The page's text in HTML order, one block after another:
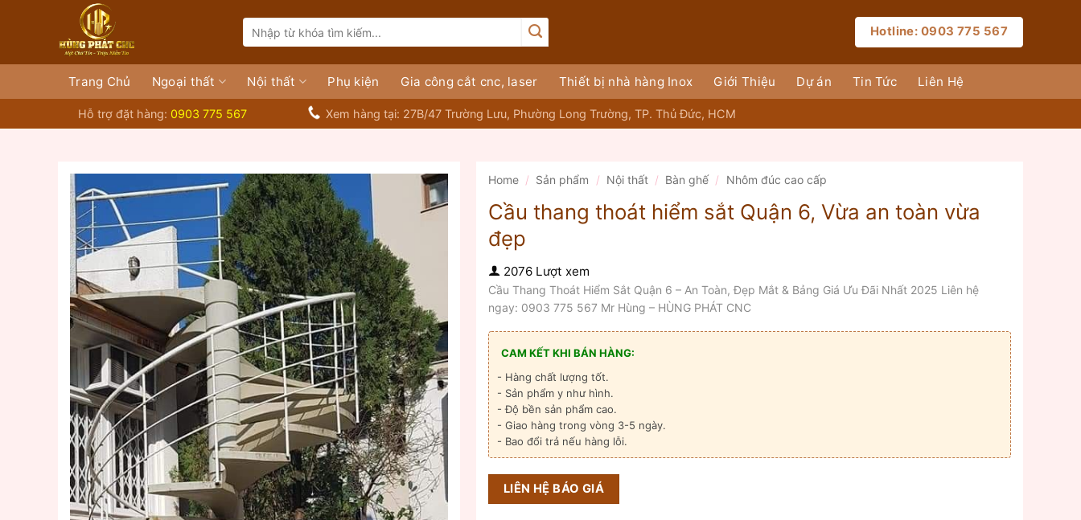
dung
for:
Hotline: 0903 775 567
Trang Chủ Ngoại thất Nội thất Phụ kiện Gia công cắt cnc, laser Thiết bị nhà hàng Inox Giới Thiệu Dự án Tin Tức Liên Hệ
Hỗ trợ đặt hàng: 0903 775 567 Xem hàng tại: 27B/47 Trường Lưu, Phường Long Trường, TP. Thủ Đức, HCM
Home / Sản phẩm / Nội thất / Bàn ghế / Nhôm đúc cao cấp
Cầu thang thoát hiểm sắt Quận 6, Vừa an toàn vừa
đẹp
2076 Lượt xem
Cầu Thang Thoát Hiểm Sắt Quận 6 – An Toàn, Đẹp Mắt & Bảng Giá Ưu Đãi Nhất 2025 Liên hệ
ngay: 0903 775 567 Mr Hùng – HÙNG PHÁT CNC
CAM KẾT KHI BÁN HÀNG:
- Hàng chất lượng tốt.
- Sản phẩm y như hình.
- Độ bền sản phẩm cao.
- Giao hàng trong vòng 3-5 ngày.
- Bao đổi trả nếu hàng lỗi.
LIÊN HỆ BÁO GIÁ